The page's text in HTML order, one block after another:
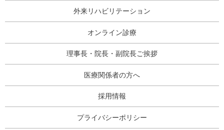
外来リハビリテーション
オンライン診療
理事長・院長・副院長ご挨拶
医療関係者の方へ
採用情報
プライバシーポリシー